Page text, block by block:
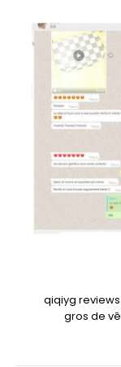
qiqiyg
gros de